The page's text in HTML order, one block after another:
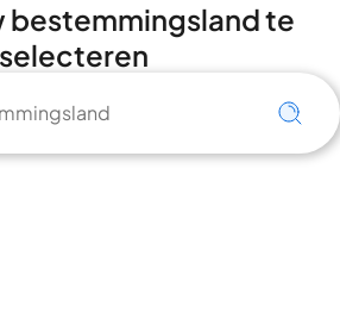
bestemmingsland te
selecteren